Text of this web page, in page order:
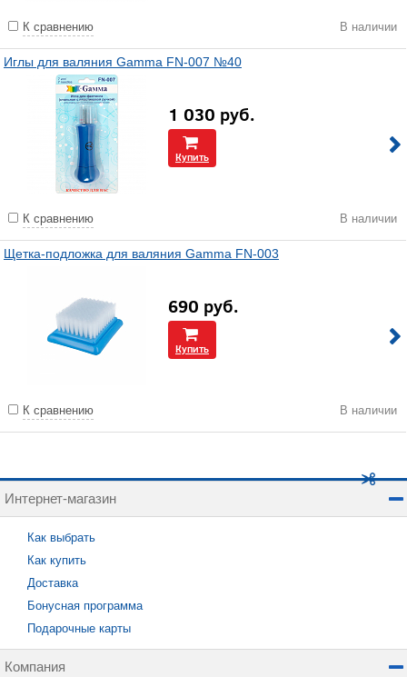
К сравнению В наличии
Иглы для валяния Gamma FN-007 №40
1 030 руб.
Купить
К сравнению В наличии
Щетка-подложка для валяния Gamma FN-003
690 руб.
Купить
К сравнению В наличии
Интернет-магазин
Как выбрать
Как купить
Доставка
Бонусная программа
Подарочные карты
Компания